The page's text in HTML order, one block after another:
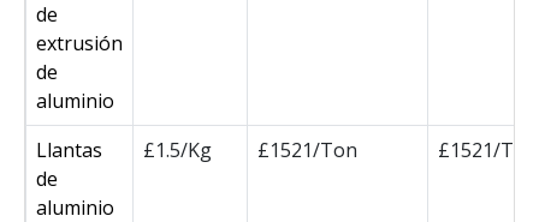
de
extrusión
de
aluminio
Llantas
de
aluminio
£1.5/Kg £1521/Ton £1521/Ton